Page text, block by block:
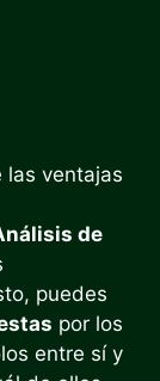
las ventajas
de
puedes
por los
entre sí y